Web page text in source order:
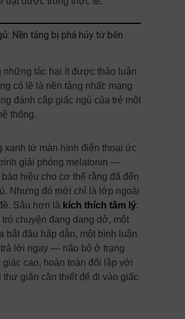
Nền tảng bị phá hủy từ bên
những tác hại ít được thảo luận
có lẽ là nền tảng nhất: mạng
đánh cắp giấc ngủ của trẻ một
thống.
xanh từ màn hình điện thoại ức
giải phóng melatonin —
báo hiệu cho cơ thể rằng đã đến
Nhưng đó mới chỉ là lớp ngoài
Sâu hơn là kích thích tâm lý:
trò chuyện đang dang dở, một
bắt đầu hấp dẫn, một bình luận
lời ngay — não bộ ở trạng
giác cao, hoàn toàn đối lập với
thư giãn cần thiết để đi vào giấc